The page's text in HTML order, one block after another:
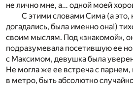
не лично мне, а… одной моей
С этими словами Сима (а это,
догадались, была именно она!)
своим мыслям. Под «знакомой»,
подразумевала посетившую ее
с Максимом, девушка была
Не могла же ее встреча с
в метро, быть абсолютно